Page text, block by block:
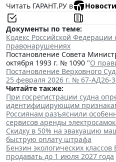
Читать ГАРАНТ.РУ в
Новости
Документы по теме:
Кодекс Российской
правонарушениях
Постановление Совета
октября 1993 г. № 1090 "О
Постановление Верховного
25 февраля 2026 г. № 67-АД26-
Читайте также:
При госрегистрации судна
идентифицирующим
Россиянам разъяснили
сервисов аренды
Скидку в 50% на эвакуацию
быструю оплату штрафа
Бензин экологических
продавать до 1 июля 2027 года